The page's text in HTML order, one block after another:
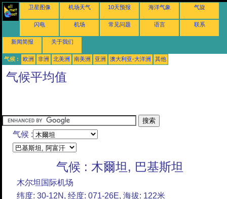
卫星图像 机场天气 10天预报 海洋气象 气旋
闪电 机场 常见问题 语言 联系
新闻简报 关于我们
气候 : 欧洲 非洲 北美洲 南美洲 亚洲 澳大利亚-大洋洲 其他
气候平均值
气候 :
气候 : 木爾坦, 巴基斯坦
木尔坦国际机场
纬度: 30-12N, 经度: 071-26E, 海拔: 122米